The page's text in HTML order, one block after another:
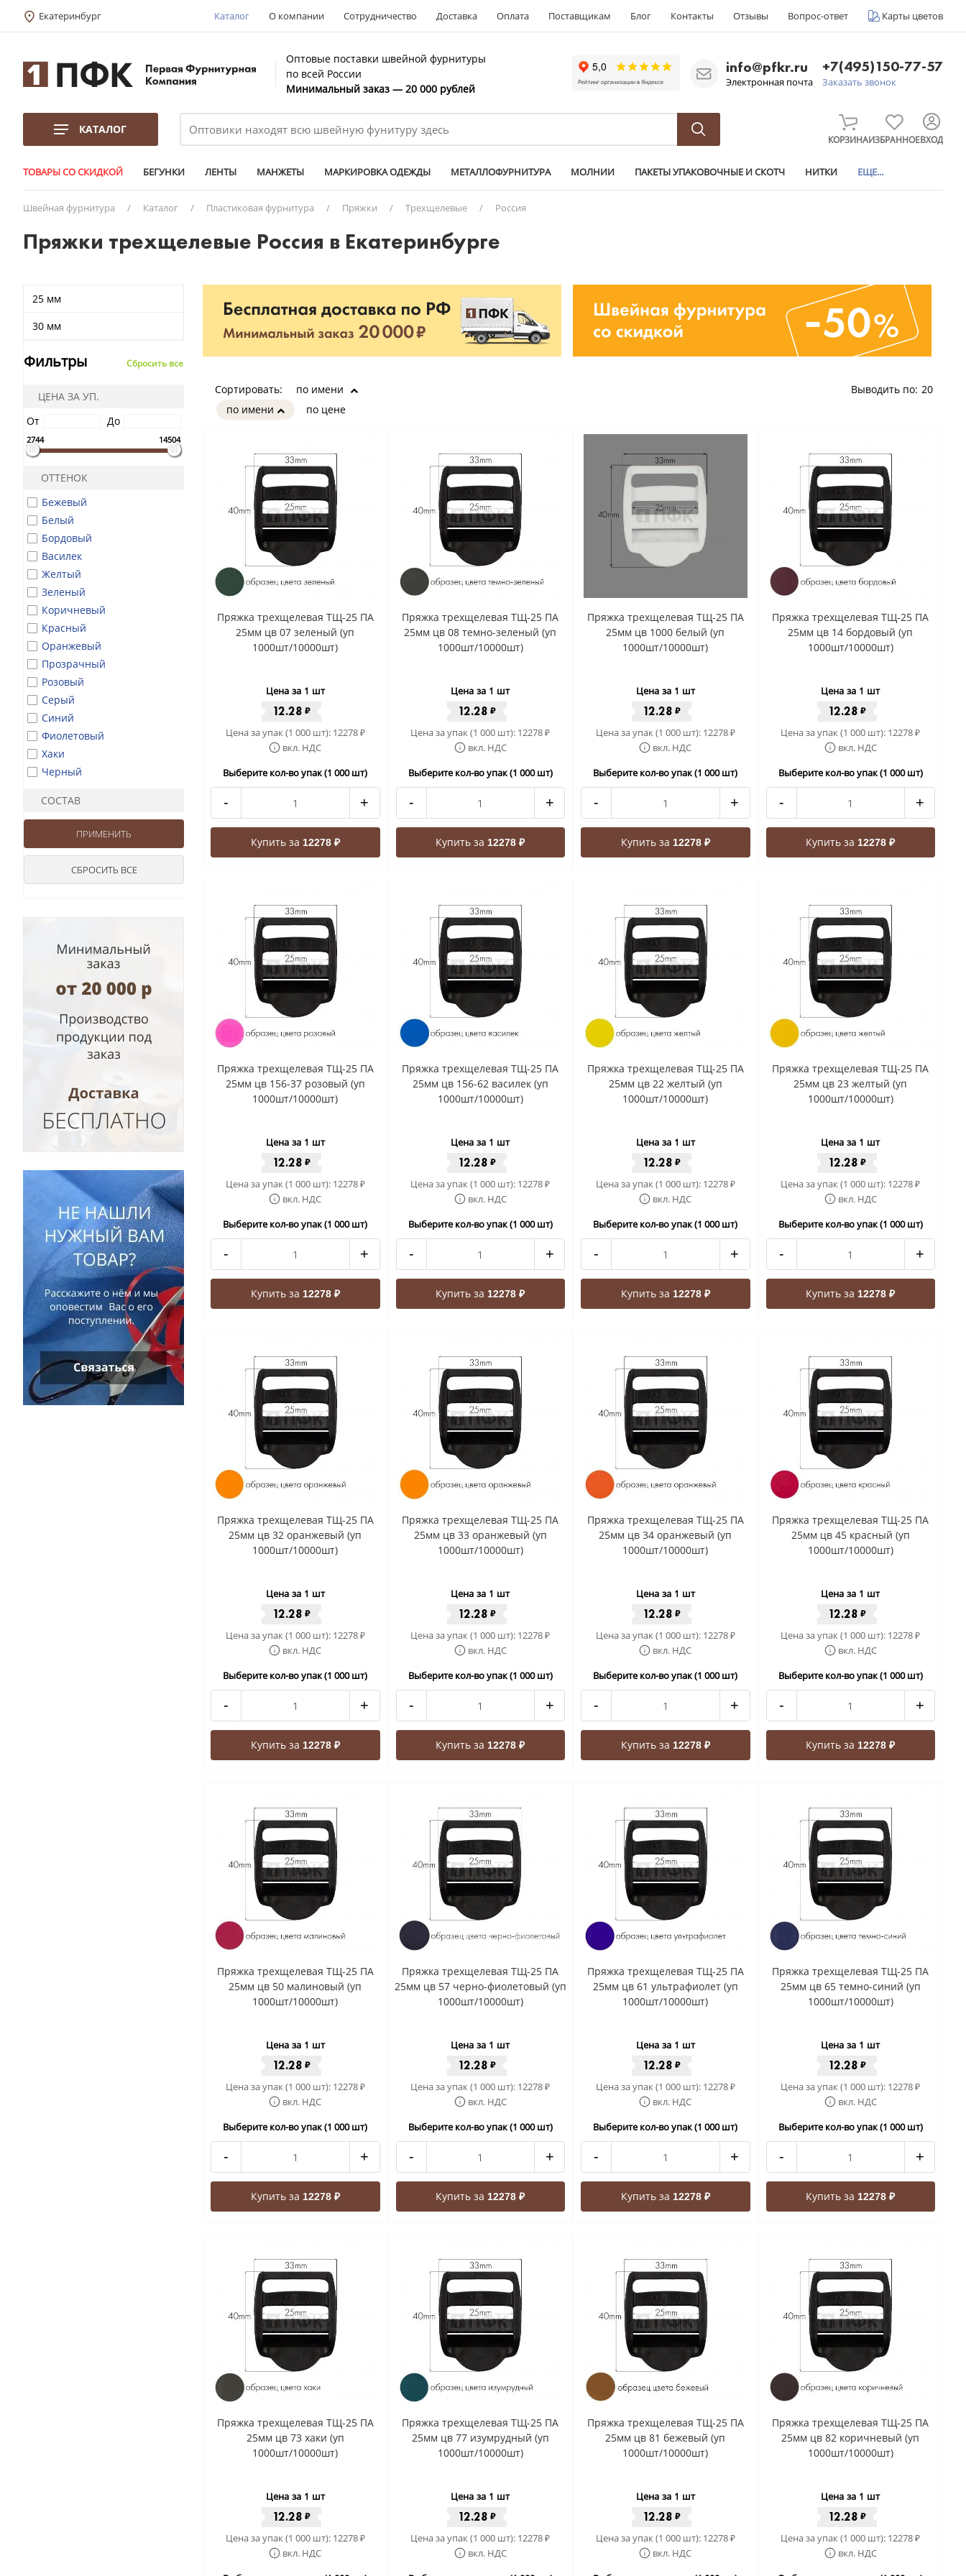
Екатеринбург Каталог О компании Сотрудничество Доставка Оплата Поставщикам Блог Контакты Отзывы Вопрос-ответ Карты цветов
Оптовые поставки швейной фурнитуры
по всей России
Минимальный заказ — 20 000 рублей
info@pfkr.ru
Электронная почта
+7(495)150-77-57
Заказать звонок
КАТАЛОГ
КОРЗИНАИЗБРАННОЕВХОД
ТОВАРЫ СО СКИДКОЙ БЕГУНКИ ЛЕНТЫ МАНЖЕТЫ МАРКИРОВКА ОДЕЖДЫ МЕТАЛЛОФУРНИТУРА МОЛНИИ ПАКЕТЫ УПАКОВОЧНЫЕ И СКОТЧ НИТКИ ЕЩЕ...
Швейная фурнитура / Каталог / Пластиковая фурнитура / Пряжки / Трехщелевые / Россия
Пряжки трехщелевые Россия в Екатеринбурге
25 мм
30 мм
Фильтры Сбросить все
ЦЕНА ЗА УП.
От
До
2744 14504
ОТТЕНОК
Бежевый
Белый
Бордовый
Василек
Желтый
Зеленый
Коричневый
Красный
Оранжевый
Прозрачный
Розовый
Серый
Синий
Фиолетовый
Хаки
Черный
СОСТАВ
Сортировать:
по имени
по цене
по имени Выводить по: 20
Пряжка трехщелевая ТЩ-25 ПА
25мм цв 07 зеленый (уп
1000шт/10000шт)
Цена за 1 шт
12.28 ₽
Цена за упак (1 000 шт): 12278₽
вкл. НДС
Выберите кол-во упак (1 000 шт)
- +
Купить за 12278 ₽
Пряжка трехщелевая ТЩ-25 ПА
25мм цв 08 темно-зеленый (уп
1000шт/10000шт)
Цена за 1 шт
12.28 ₽
Цена за упак (1 000 шт): 12278₽
вкл. НДС
Выберите кол-во упак (1 000 шт)
- +
Купить за12278 ₽
Пряжка трехщелевая ТЩ-25 ПА
25мм цв 1000 белый (уп
1000шт/10000шт)
Цена за 1 шт
12.28 ₽
Цена за упак (1 000 шт): 12278₽
вкл. НДС
Выберите кол-во упак (1 000 шт)
- +
Купить за 12278 ₽
Пряжка трехщелевая ТЩ-25 ПА
25мм цв 14 бордовый (уп
1000шт/10000шт)
Цена за 1 шт
12.28 ₽
Цена за упак (1 000 шт): 12278₽
вкл. НДС
Выберите кол-во упак (1 000 шт)
- +
Купить за12278 ₽
Пряжка трехщелевая ТЩ-25 ПА
25мм цв 156-37 розовый (уп
1000шт/10000шт)
Цена за 1 шт
12.28 ₽
Цена за упак (1 000 шт): 12278₽
вкл. НДС
Выберите кол-во упак (1 000 шт)
- +
Купить за 12278 ₽
Пряжка трехщелевая ТЩ-25 ПА
25мм цв 156-62 василек (уп
1000шт/10000шт)
Цена за 1 шт
12.28 ₽
Цена за упак (1 000 шт): 12278₽
вкл. НДС
Выберите кол-во упак (1 000 шт)
- +
Купить за12278 ₽
Пряжка трехщелевая ТЩ-25 ПА
25мм цв 22 желтый (уп
1000шт/10000шт)
Цена за 1 шт
12.28 ₽
Цена за упак (1 000 шт): 12278₽
вкл. НДС
Выберите кол-во упак (1 000 шт)
- +
Купить за 12278 ₽
Пряжка трехщелевая ТЩ-25 ПА
25мм цв 23 желтый (уп
1000шт/10000шт)
Цена за 1 шт
12.28 ₽
Цена за упак (1 000 шт): 12278₽
вкл. НДС
Выберите кол-во упак (1 000 шт)
- +
Купить за12278 ₽
Пряжка трехщелевая ТЩ-25 ПА
25мм цв 32 оранжевый (уп
1000шт/10000шт)
Цена за 1 шт
12.28 ₽
Цена за упак (1 000 шт): 12278₽
вкл. НДС
Выберите кол-во упак (1 000 шт)
- +
Купить за 12278 ₽
Пряжка трехщелевая ТЩ-25 ПА
25мм цв 33 оранжевый (уп
1000шт/10000шт)
Цена за 1 шт
12.28 ₽
Цена за упак (1 000 шт): 12278₽
вкл. НДС
Выберите кол-во упак (1 000 шт)
- +
Купить за12278 ₽
Пряжка трехщелевая ТЩ-25 ПА
25мм цв 34 оранжевый (уп
1000шт/10000шт)
Цена за 1 шт
12.28 ₽
Цена за упак (1 000 шт): 12278₽
вкл. НДС
Выберите кол-во упак (1 000 шт)
- +
Купить за 12278 ₽
Пряжка трехщелевая ТЩ-25 ПА
25мм цв 45 красный (уп
1000шт/10000шт)
Цена за 1 шт
12.28 ₽
Цена за упак (1 000 шт): 12278₽
вкл. НДС
Выберите кол-во упак (1 000 шт)
- +
Купить за12278 ₽
Пряжка трехщелевая ТЩ-25 ПА
25мм цв 50 малиновый (уп
1000шт/10000шт)
Цена за 1 шт
12.28 ₽
Цена за упак (1 000 шт): 12278₽
вкл. НДС
Выберите кол-во упак (1 000 шт)
- +
Купить за 12278 ₽
Пряжка трехщелевая ТЩ-25 ПА
25мм цв 57 черно-фиолетовый (уп
1000шт/10000шт)
Цена за 1 шт
12.28 ₽
Цена за упак (1 000 шт): 12278₽
вкл. НДС
Выберите кол-во упак (1 000 шт)
- +
Купить за12278 ₽
Пряжка трехщелевая ТЩ-25 ПА
25мм цв 61 ультрафиолет (уп
1000шт/10000шт)
Цена за 1 шт
12.28 ₽
Цена за упак (1 000 шт): 12278₽
вкл. НДС
Выберите кол-во упак (1 000 шт)
- +
Купить за 12278 ₽
Пряжка трехщелевая ТЩ-25 ПА
25мм цв 65 темно-синий (уп
1000шт/10000шт)
Цена за 1 шт
12.28 ₽
Цена за упак (1 000 шт): 12278₽
вкл. НДС
Выберите кол-во упак (1 000 шт)
- +
Купить за12278 ₽
Пряжка трехщелевая ТЩ-25 ПА
25мм цв 73 хаки (уп
1000шт/10000шт)
Цена за 1 шт
12.28 ₽
Цена за упак (1 000 шт): 12278₽
вкл. НДС
Пряжка трехщелевая ТЩ-25 ПА
25мм цв 77 изумрудный (уп
1000шт/10000шт)
Цена за 1 шт
12.28 ₽
Цена за упак (1 000 шт): 12278₽
вкл. НДС
Пряжка трехщелевая ТЩ-25 ПА
25мм цв 81 бежевый (уп
1000шт/10000шт)
Цена за 1 шт
12.28 ₽
Цена за упак (1 000 шт): 12278₽
вкл. НДС
Пряжка трехщелевая ТЩ-25 ПА
25мм цв 82 коричневый (уп
1000шт/10000шт)
Цена за 1 шт
12.28 ₽
Цена за упак (1 000 шт): 12278₽
вкл. НДС